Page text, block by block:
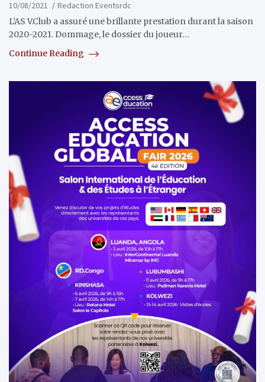
10/08/2021
Redaction Eventsrdc
L’AS V.Club a assuré une brillante prestation durant la saison
2020-2021. Dommage, le dossier du joueur…
Continue Reading